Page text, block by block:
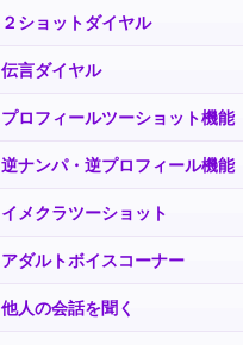
２ショットダイヤル
伝言ダイヤル
プロフィールツーショット機能
逆ナンパ・逆プロフィール機能
イメクラツーショット
アダルトボイスコーナー
他人の会話を聞く